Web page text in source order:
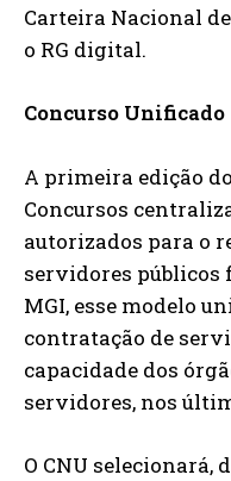
Carteira Nacional
o RG digital.
Concurso Unificado
A primeira edição
Concursos
autorizados para o
servidores públicos
MGI, esse modelo
contratação de
capacidade dos
servidores, nos
O CNU selecionará,